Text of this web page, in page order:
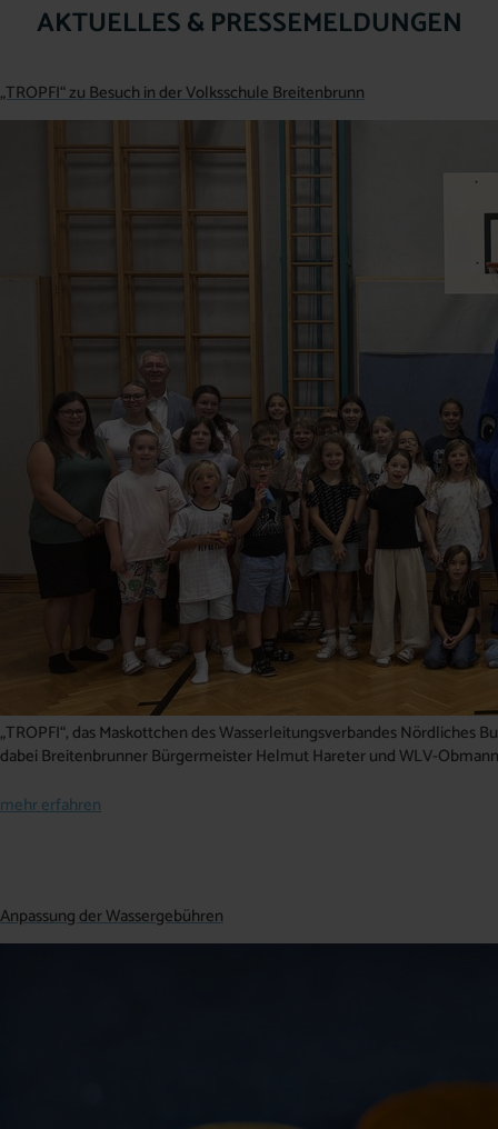
AKTUELLES & PRESSEMELDUNGEN
„TROPFI“ zu Besuch in der Volksschule Breitenbrunn
„TROPFI“, das Maskottchen des Wasserleitungsverbandes
dabei Breitenbrunner Bürgermeister Helmut Hareter und WLV-
mehr erfahren
Anpassung der Wassergebühren